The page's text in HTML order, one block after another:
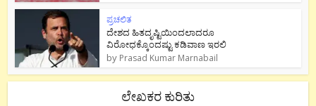
ಪ್ರಚಲಿತ
ದೇಶದ ಹಿತದೃಷ್ಟಿಯಿಂದಲಾದರೂ
ವಿರೋಧಕ್ಕೊಂದಷ್ಟು ಕಡಿವಾಣ ಇರಲಿ
by Prasad Kumar Marnabail
ಲೇಖಕರ ಕುರಿತು